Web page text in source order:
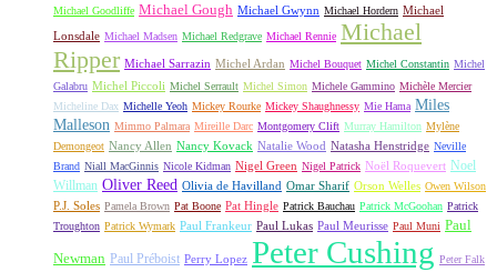
Michael Goodliffe Michael Gough Michael Gwynn Michael Hordern Michael
Lonsdale Michael Madsen Michael Redgrave Michael Rennie Michael
Ripper Michael Sarrazin Michel Ardan Michel Bouquet Michel Constantin Michel
Galabru Michel Piccoli Michel Serrault Michel Simon Michele Gammino Michèle Mercier
Micheline Dax Michelle Yeoh Mickey Rourke Mickey Shaughnessy Mie Hama Miles
Malleson Mimmo Palmara Mireille Darc Montgomery Clift Murray Hamilton Mylène
Demongeot Nancy Allen Nancy Kovack Natalie Wood Natasha Henstridge Neville
Brand Niall MacGinnis Nicole Kidman Nigel Green Nigel Patrick Noël Roquevert Noel
Willman Oliver Reed Olivia de Havilland Omar Sharif Orson Welles Owen Wilson
P.J. Soles Pamela Brown Pat Boone Pat Hingle Patrick Bauchau Patrick McGoohan Patrick
Troughton Patrick Wymark Paul Frankeur Paul Lukas Paul Meurisse Paul Muni Paul
Newman Paul Préboist Perry Lopez Peter Cushing Peter Falk